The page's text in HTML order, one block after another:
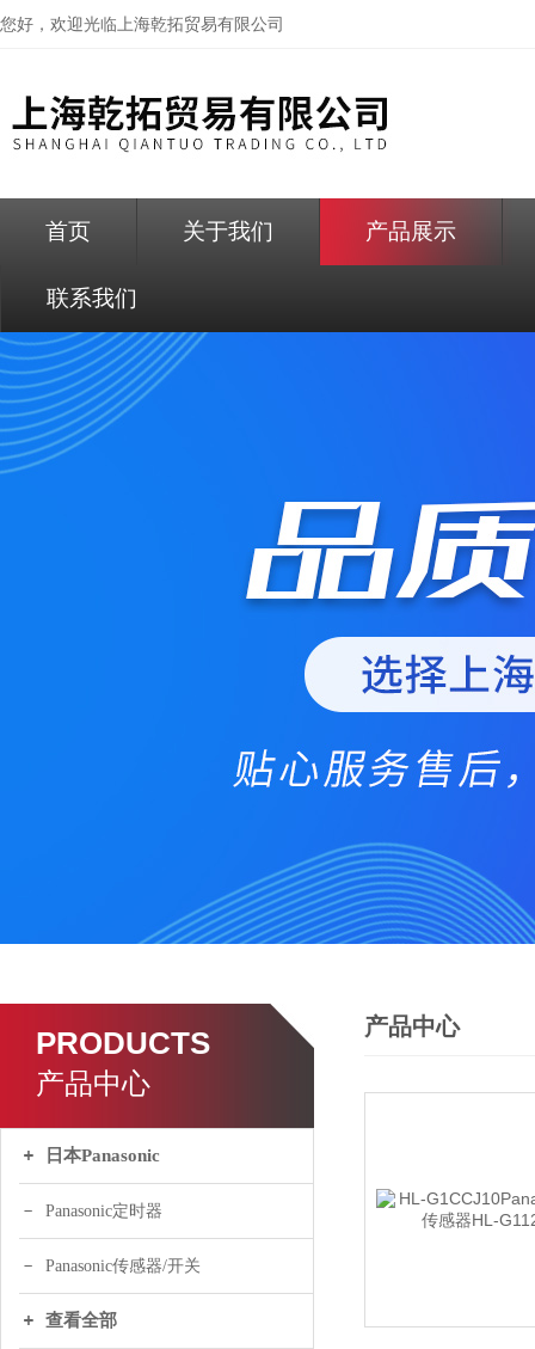
您好，欢迎光临上海乾拓贸易有限公司
首页 关于我们 产品展示
联系我们
PRODUCTS
产品中心
日本Panasonic
Panasonic定时器
Panasonic传感器/开关
查看全部
产品中心